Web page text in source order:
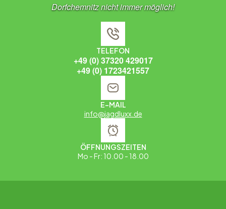
Dorfchemnitz nicht immer möglich!
TELEFON
+49 (0) 37320 429017
+49 (0) 1723421557
E-MAIL
info@jagdluxx.de
ÖFFNUNGSZEITEN
Mo - Fr: 10.00 - 18.00